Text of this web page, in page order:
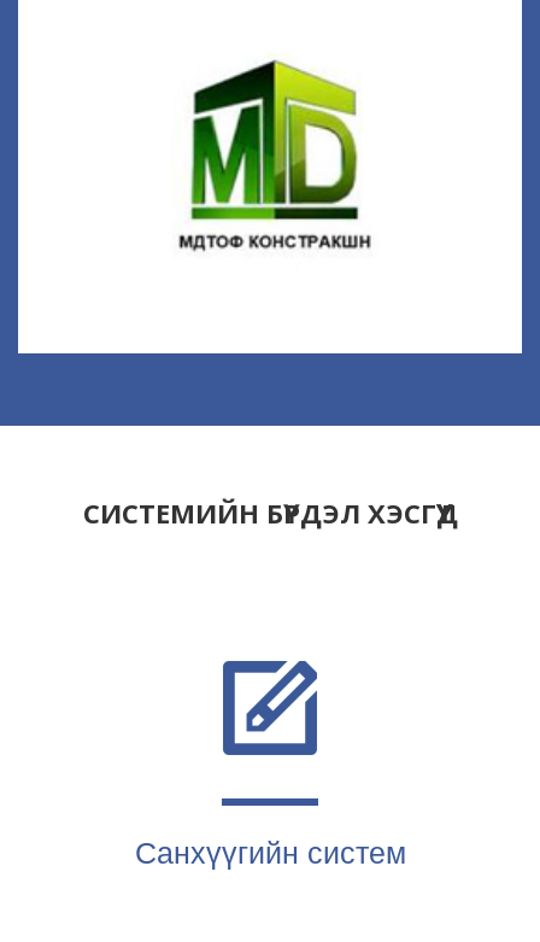
МДТОФ ХХК
Барилгын архитектур, зураг төсөл
Гадна тохижилт, ландшафтр
Интерьер, экстерьер
Барилга угсралт, Засал чимэглэл
Гадаад дотоод худалдаа, зуучлал
СИСТЕМИЙН БҮРДЭЛ ХЭСГҮҮД
Санхүүгийн систем